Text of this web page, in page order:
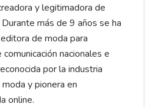
y legitimadora de
más de 9 años se ha
de moda para
nacionales e
por la industria
y pionera en
online.